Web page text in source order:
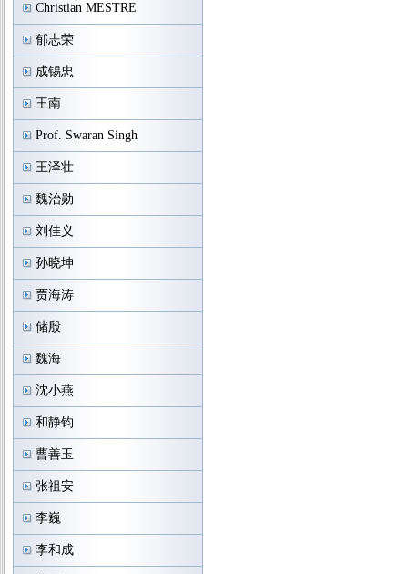
Christian MESTRE
郁志荣
成锡忠
王南
Prof. Swaran Singh
王泽壮
魏治勋
刘佳义
孙晓坤
贾海涛
储殷
魏海
沈小燕
和静钧
曹善玉
张祖安
李巍
李和成